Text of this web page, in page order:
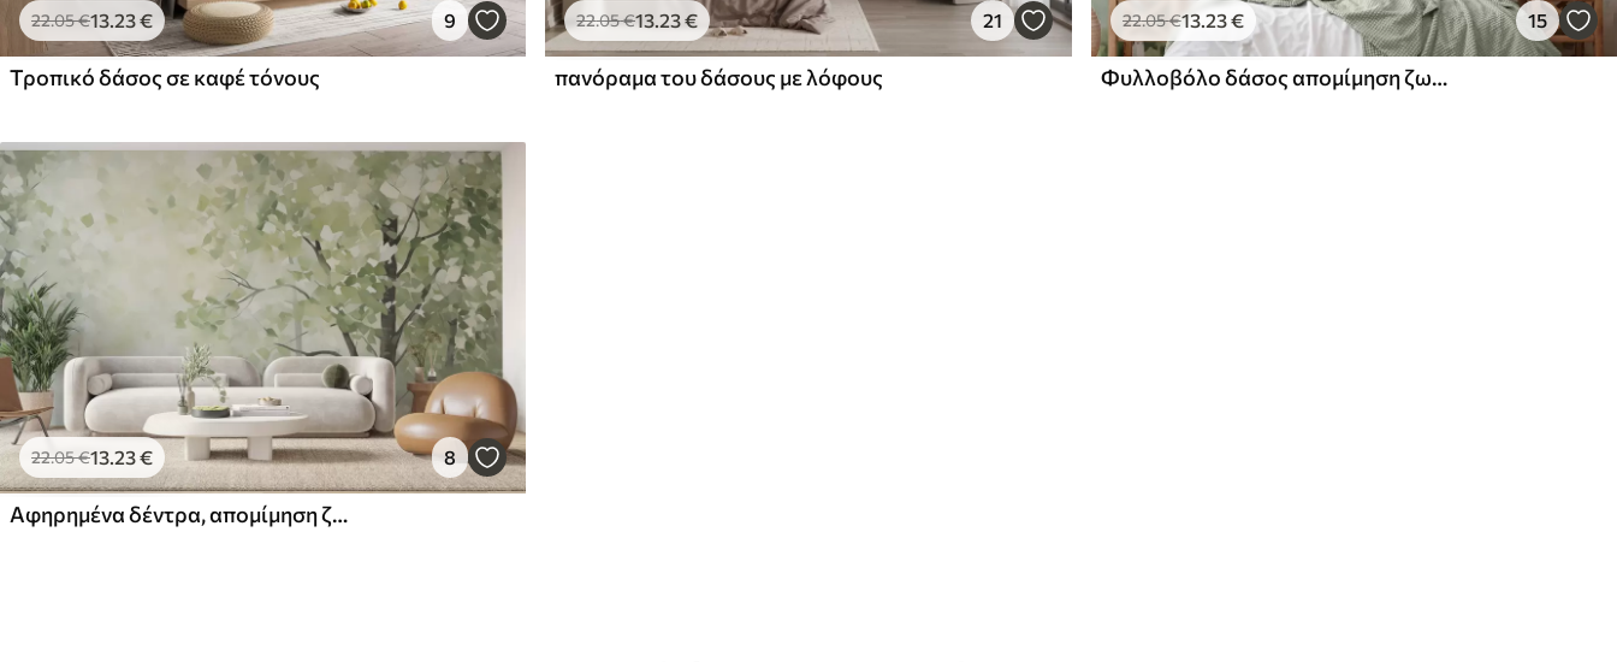
22.05€13.23€ 9
Τροπικό δάσος σε καφέ τόνους
22.05€13.23€ 21
πανόραμα του δάσους με λόφους
22.05€13.23€ 15
Φυλλοβόλο δάσος απομίμηση ζωγραφική
22.05€13 .23€ 8
Αφηρημένα δέντρα, απομίμηση ζωγραφικής